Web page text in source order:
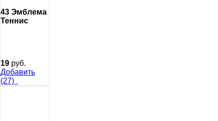
43 Эмблема
Теннис
19 руб.
Добавить
(27)